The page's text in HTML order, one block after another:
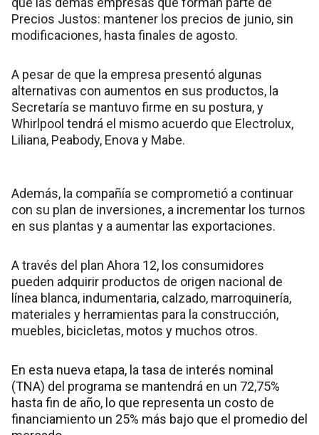
Precios Justos: mantener los precios de junio, sin
modificaciones, hasta finales de agosto.
A pesar de que la empresa presentó algunas
alternativas con aumentos en sus productos, la
Secretaría se mantuvo firme en su postura, y
Whirlpool tendrá el mismo acuerdo que Electrolux,
Liliana, Peabody, Enova y Mabe.
Además, la compañía se comprometió a continuar
con su plan de inversiones, a incrementar los turnos
en sus plantas y a aumentar las exportaciones.
A través del plan Ahora 12, los consumidores
pueden adquirir productos de origen nacional de
línea blanca, indumentaria, calzado, marroquinería,
materiales y herramientas para la construcción,
muebles, bicicletas, motos y muchos otros.
En esta nueva etapa, la tasa de interés nominal
(TNA) del programa se mantendrá en un 72,75%
hasta fin de año, lo que representa un costo de
financiamiento un 25% más bajo que el promedio del